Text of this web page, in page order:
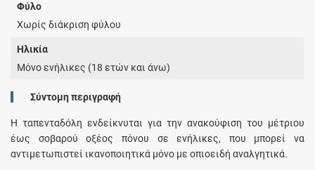
Φύλο
Χωρίς διάκριση φύλου
Ηλικία
Μόνο ενήλικες (18 ετών και άνω)
Σύντομη περιγραφή
Η ταπενταδόλη ενδείκνυται για την ανακούφιση του μέτριου
έως σοβαρού οξέος πόνου σε ενήλικες, που μπορεί να
αντιμετωπιστεί ικανοποιητικά μόνο με οπιοειδή αναλγητικά.